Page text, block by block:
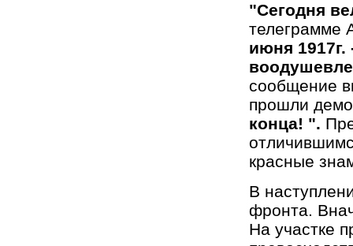
"Сегодня
телеграмме
июня
сообщение
прошли
конца! ".
красные
В
фронта.
На участке